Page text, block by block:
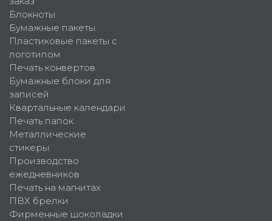
Блокноты
Бумажные пакеты
Пластиковые пакеты с
логотипом
Печать конвертов
Бумажные блоки для
записей
Квартальные календари
Печать папок
Металлические
стикеры
Производство
ежедневников
Печать на магнитах
ПВХ брелки
Фирменные шоколадки